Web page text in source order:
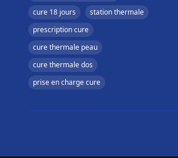
cure 18 jours
station thermale
prescription cure
cure thermale peau
cure thermale dos
prise en charge cure